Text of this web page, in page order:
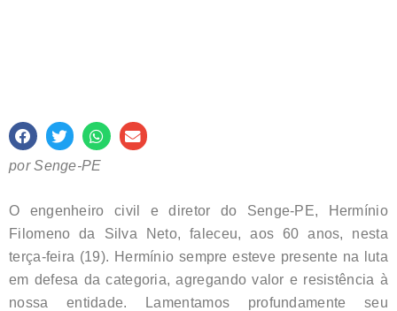
por Senge-PE
O engenheiro civil e diretor do Senge-PE, Hermínio
Filomeno da Silva Neto, faleceu, aos 60 anos, nesta
terça-feira (19). Hermínio sempre esteve presente na luta
em defesa da categoria, agregando valor e resistência à
nossa entidade. Lamentamos profundamente seu